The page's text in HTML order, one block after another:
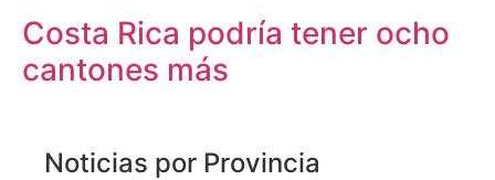
Costa Rica podría tener ocho
cantones más
Noticias por Provincia